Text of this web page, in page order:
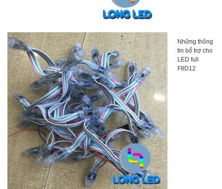
Những thông
tin bổ trợ cho
LED full
F8D12